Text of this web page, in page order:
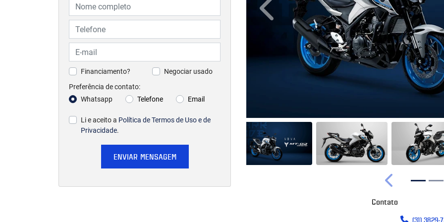
Financiamento?
Negociar usado
Preferência de contato:
Whatsapp
Telefone Email
Li e aceito a Política de Termos de Uso e de
Privacidade.
ENVIAR MENSAGEM
Anterior
Anterior
Contato
(31) 3829-